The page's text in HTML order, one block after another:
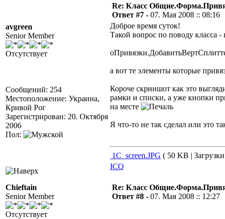
avgreen
Senior Member
Отсутствует
Сообщений: 254
Местоположение: Украина,
Кривой Рог
Зарегистрирован: 20. Октября
2006
Пол:
Re: Класс
Ответ #7 - 07. Мая 2008 :: 08:16
Доброе время суток!
Такой вопрос по поводу класса
а вот те элементы которые
Короче скриншот как это
рамки и списки, а уже кнопки
на месте
Я что-то не так сделал или это
1C_screen.JPG ( 50 KB |
ICQ
Chieftain
Senior Member
Отсутствует
Re: Класс
Ответ #8 - 07. Мая 2008 :: 12:27